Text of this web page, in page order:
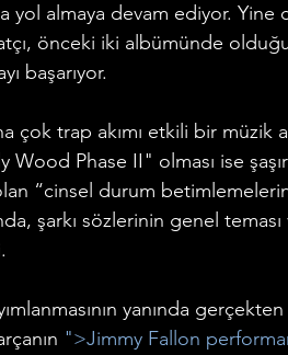
yol almaya devam ediyor. Yine
önceki iki albümünde
başarıyor.
trap akımı etkili bir müzik
Wood Phase II" olması ise
“cinsel durum
şarkı sözlerinin genel teması
yanında
">Jimmy Fallon